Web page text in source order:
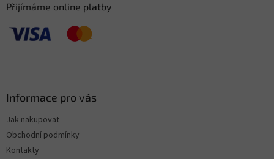
Přijímáme online platby
Informace pro vás
Jak nakupovat
Obchodní podmínky
Kontakty